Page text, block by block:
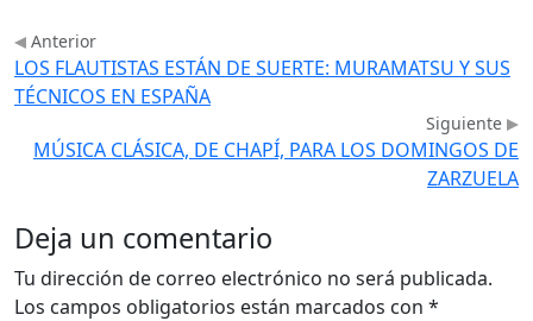
Anterior
LOS FLAUTISTAS ESTÁN DE SUERTE: MURAMATSU Y SUS
TÉCNICOS EN ESPAÑA
Siguiente
MÚSICA CLÁSICA, DE CHAPÍ, PARA LOS DOMINGOS DE
ZARZUELA
Deja un comentario
Tu dirección de correo electrónico no será publicada.
Los campos obligatorios están marcados con *